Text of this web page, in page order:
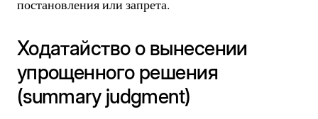
постановления или запрета.
Ходатайство о вынесении
упрощенного решения
(summary judgment)